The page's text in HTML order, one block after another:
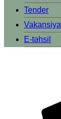
Tender
Vakansiya
E-təhsil